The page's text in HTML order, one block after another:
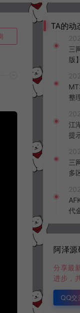
TA的动
三
版
客
整
频
江
提
三
多
台
教
代
K
阿泽
分享最
进步，
QQ交